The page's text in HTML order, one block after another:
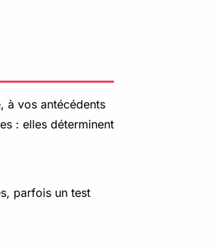
à vos antécédents
: elles déterminent
parfois un test